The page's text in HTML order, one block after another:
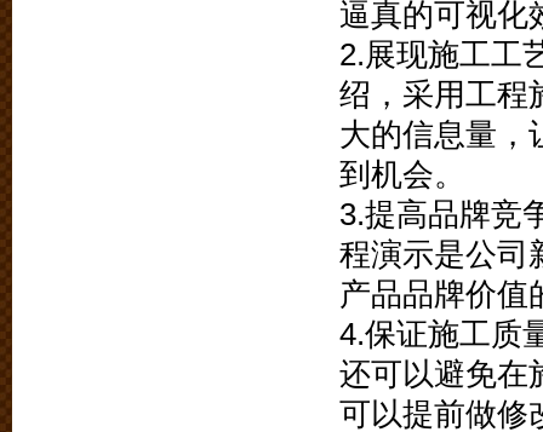
逼真的可视化
2.展现施工工
绍，采用工程
大的信息量，
到机会。
3.提高品牌竞
程演示是公司
产品品牌价值
4.保证施工质
还可以避免在
可以提前做修